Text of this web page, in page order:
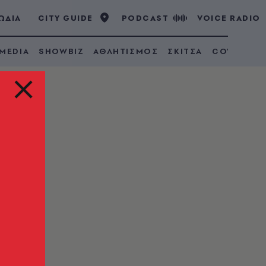
CITY GUIDE PODCAST VOICE RADIO
SHOWBIZ ΑΘΛΗΤΙΣΜΟΣ ΣΚΙΤΣΑ COVID 19